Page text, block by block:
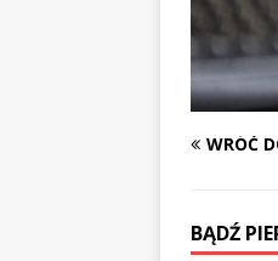
WRÓĆ
BĄDŹ